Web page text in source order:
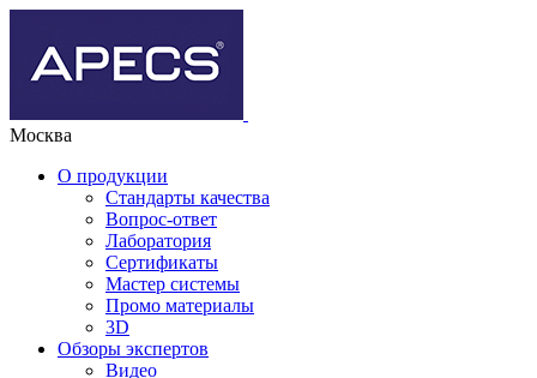
Москва
О продукции
Стандарты качества
Вопрос-ответ
Лаборатория
Сертификаты
Мастер системы
Промо материалы
3D
Обзоры экспертов
Видео